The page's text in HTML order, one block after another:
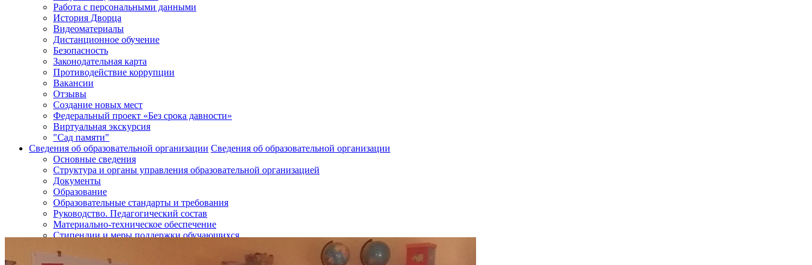
Работа с персональными данными
История Дворца
Видеоматериалы
Дистанционное обучение
Безопасность
Законодательная карта
Противодействие коррупции
Вакансии
Отзывы
Создание новых мест
Федеральный проект «Без срока давности»
Виртуальная экскурсия
"Сад памяти"
Сведения об образовательной организации Сведения об образовательной организации
Основные сведения
Структура и органы управления образовательной организацией
Документы
Образование
Образовательные стандарты и требования
Руководство. Педагогический состав
Материально-техническое обеспечение
Стипендии и меры поддержки обучающихся
Финансово-хозяйственная деятельность